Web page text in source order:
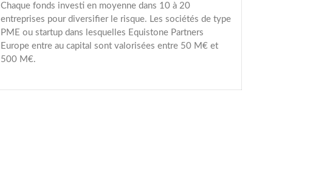
Chaque fonds investi en moyenne dans 10 à 20
entreprises pour diversifier le risque. Les sociétés de type
PME ou startup dans lesquelles Equistone Partners
Europe entre au capital sont valorisées entre 50 M€ et
500 M€.